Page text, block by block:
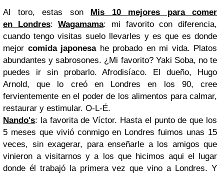
Al toro, estas son Mis 10 mejores para comer
en Londres:Wagamama: mi favorito con diferencia,
cuando tengo visitas suelo llevarles y es que es donde
mejor comida japonesahe probado en mi vida. Platos
abundantes y sabrosones. ¿Mi favorito? Yaki Soba, no te
puedes ir sin probarlo. Afrodisíaco. El dueño, Hugo
Arnold, que lo creó en Londres en los 90, cree
fervientemente en el poder de los alimentos para calmar,
restaurar y estimular. O-L-É.
Nando's: la favorita de Víctor. Hasta el punto de que los
5 meses que vivió conmigo en Londres fuimos unas 15
veces, sin exagerar, para enseñarle a los amigos que
vinieron a visitarnos y a los que hicimos aqui el lugar
donde él trabajó la primera vez que vino a Londres. Y